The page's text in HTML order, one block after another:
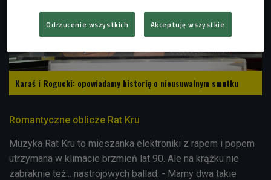
Karaś i Rogucki: opowiadamy historię o nieusuwalnym smutku
Romantyczne oblicze Rat Kru
Muzyka Rat Kru to mieszanka elektroniki z rapem i popem
utrzymana w klimacie brzmień lat 90. Ale na krążku nie
zabraknie też... nastrojowych ballad. - Mamy dwa takie
Odrzucenie wszystkich Akceptuję wszystkie